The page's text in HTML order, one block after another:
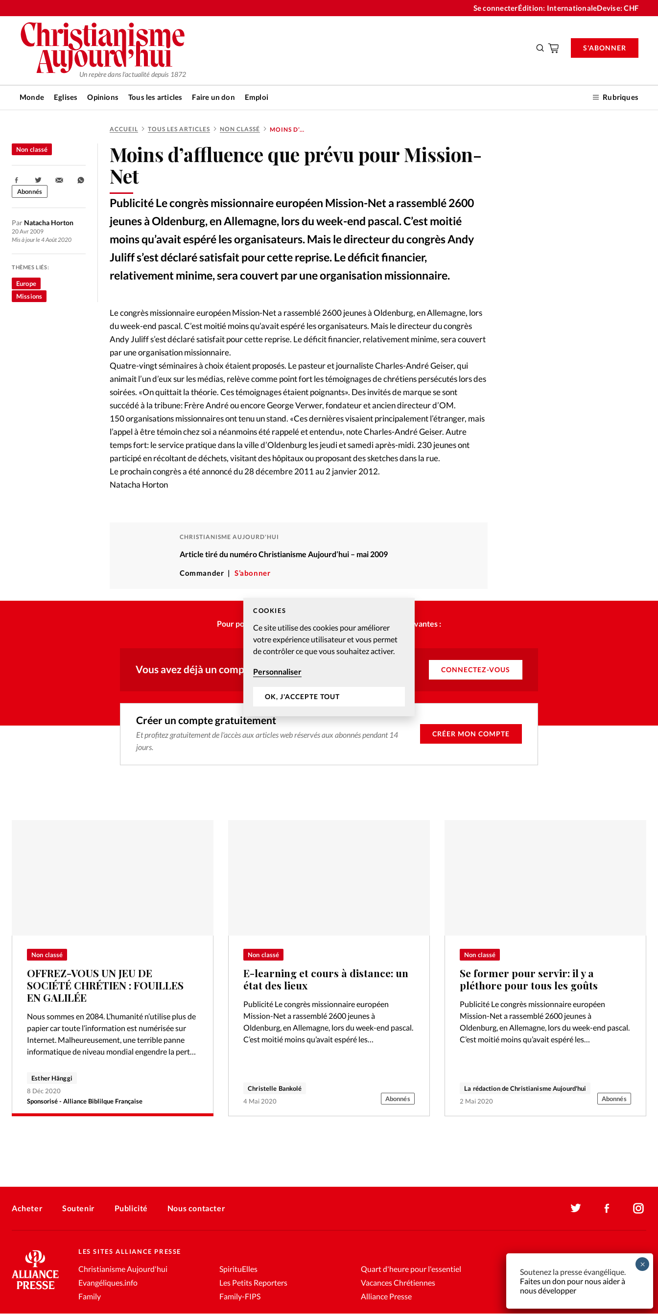
COOKIES
Ce site utilise des cookies pour améliorer
votre expérience utilisateur et vous permet
de contrôler ce que vous souhaitez activer.
Personnaliser
OK, J'ACCEPTE TOUT
Se connecterÉdition: InternationaleDevise:CHF
Un repère dans l'actualité depuis 1872
Monde Eglises Opinions Tous les articles Faire un don Emploi Rubriques
S'ABONNER
RUBRIQUES
Tous les articles
Actualité chrétienne
Actualité internationale
Culture
Dossier Eglises
Foi
Génération réveil
Monde
Opinions
Publireportage
Relations Aujourd'hui
Tour du monde des Eglises
Vécu Vie Intérieure
Les abonnements
La boutique
À propos
La rédaction
Changemement d'adresse
Emploi
ACCUEIL TOUS LES ARTICLES NON CLASSÉ MOINS D’AFFLUENCE QUE PRÉVU POUR MISSION-NET
Moins d’affluence que prévu pour Mission-
Net
Publicité Le congrès missionnaire européen Mission-Net a rassemblé 2600
jeunes à Oldenburg, en Allemagne, lors du week-end pascal. C’est moitié
moins qu’avait espéré les organisateurs. Mais le directeur du congrès Andy
Juliff s’est déclaré satisfait pour cette reprise. Le déficit financier,
relativement minime, sera couvert par une organisation missionnaire.
Non classé
Par Natacha Horton
20 Avr 2009
Mis à jour le 4 Août 2020
Partager:
Abonnés
THÈMES LIÉS:
Europe
Missions
Le congrès missionnaire européen Mission-Net a rassemblé 2600 jeunes à Oldenburg, en Allemagne, lors
du week-end pascal. C’est moitié moins qu’avait espéré les organisateurs. Mais le directeur du congrès
Andy Juliff s’est déclaré satisfait pour cette reprise. Le déficit financier, relativement minime, sera couvert
par une organisation missionnaire.
Quatre-vingt séminaires à choix étaient proposés. Le pasteur et journaliste Charles-André Geiser, qui
animait l’un d’eux sur les médias, relève comme point fort les témoignages de chrétiens persécutés lors des
soirées. «On quittait la théorie. Ces témoignages étaient poignants». Des invités de marque se sont
succédé à la tribune: Frère André ou encore George Verwer, fondateur et ancien directeur d’OM.
150 organisations missionnaires ont tenu un stand. «Ces dernières visaient principalement l’étranger, mais
l’appel à être témoin chez soi a néanmoins été rappelé et entendu», note Charles-André Geiser. Autre
temps fort: le service pratique dans la ville d’Oldenburg les jeudi et samedi après-midi. 230 jeunes ont
participé en récoltant de déchets, visitant des hôpitaux ou proposant des sketches dans la rue.
Le prochain congrès a été annoncé du 28 décembre 2011 au 2 janvier 2012.
Natacha Horton
CHRISTIANISME AUJOURD'HUI
Article tiré du numéro Christianisme Aujourd’hui – mai 2009
Commander S’abonner
Pour poursuivre la lecture, choisissez une des options suivantes :
Vous avez déjà un compte ? CONNECTEZ-VOUS
Créer un compte gratuitement
Et profitez gratuitement de l'accès aux articles web réservés aux abonnés pendant 14
jours.
CRÉER MON COMPTE
Non classé
OFFREZ-VOUS UN JEU DE
SOCIÉTÉ CHRÉTIEN : FOUILLES
EN GALILÉE
Nous sommes en 2084. L’humanité n’utilise plus de
papier car toute l’information est numérisée sur
Internet. Malheureusement, une terrible panne
informatique de niveau mondial engendre la perte
Sponsorisé - Alliance Biblilque Française
Esther Hänggi
8 Déc 2020
Non classé
E-learning et cours à distance: un
état des lieux
Publicité Le congrès missionnaire européen
Mission-Net a rassemblé 2600 jeunes à
Oldenburg, en Allemagne, lors du week-end pascal.
C’est moitié moins qu’avait espéré les
Christelle Bankolé
4 Mai 2020
Abonnés
Non classé
Se former pour servir: il y a
pléthore pour tous les goûts
Publicité Le congrès missionnaire européen
Mission-Net a rassemblé 2600 jeunes à
Oldenburg, en Allemagne, lors du week-end pascal.
C’est moitié moins qu’avait espéré les
La rédaction de Christianisme Aujourd'hui
2 Mai 2020
Abonnés
Acheter Soutenir Publicité Nous contacter
LES SITES ALLIANCE PRESSE
Christianisme Aujourd'hui
Evangéliques.info
Family
SpirituElles
Les Petits Reporters
Family-FIPS
Quart d'heure pour l'essentiel
Vacances Chrétiennes
Alliance Presse
Soutenez la presse évangélique.
Faites un don pour nous aider à
nous développer